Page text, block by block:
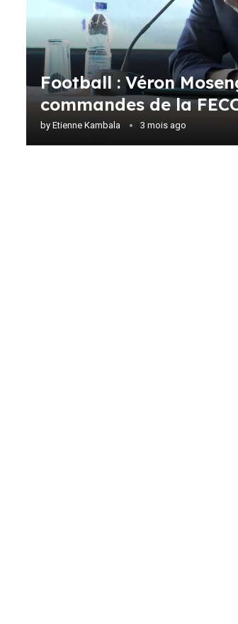
Football : Véron
commandes de la
by Etienne Kambala 3 mois ago